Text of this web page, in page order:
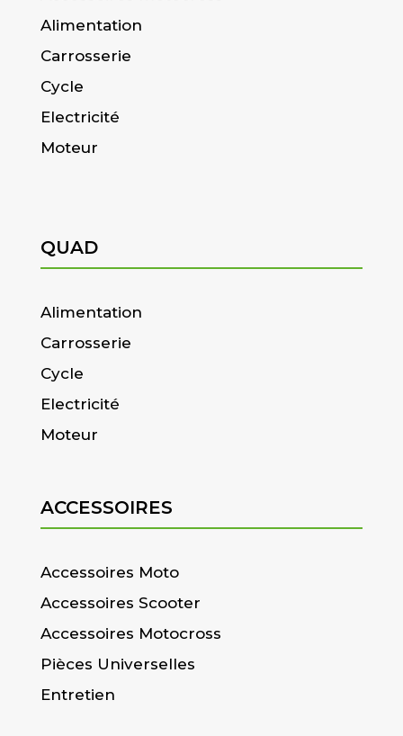
Alimentation
Carrosserie
Cycle
Electricité
Moteur
QUAD
Alimentation
Carrosserie
Cycle
Electricité
Moteur
ACCESSOIRES
Accessoires Moto
Accessoires Scooter
Accessoires Motocross
Pièces Universelles
Entretien